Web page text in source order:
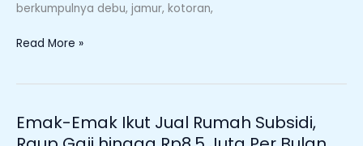
berkumpulnya debu, jamur, kotoran,
Read More »
Emak-Emak Ikut Jual Rumah Subsidi,
Emak-
Emak